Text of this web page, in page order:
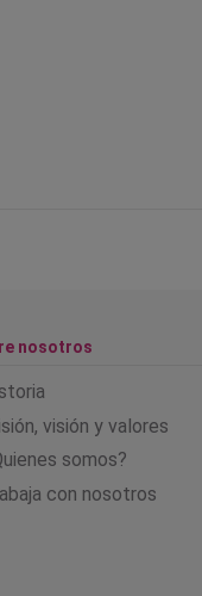
nosotros
visión y valores
somos?
con nosotros